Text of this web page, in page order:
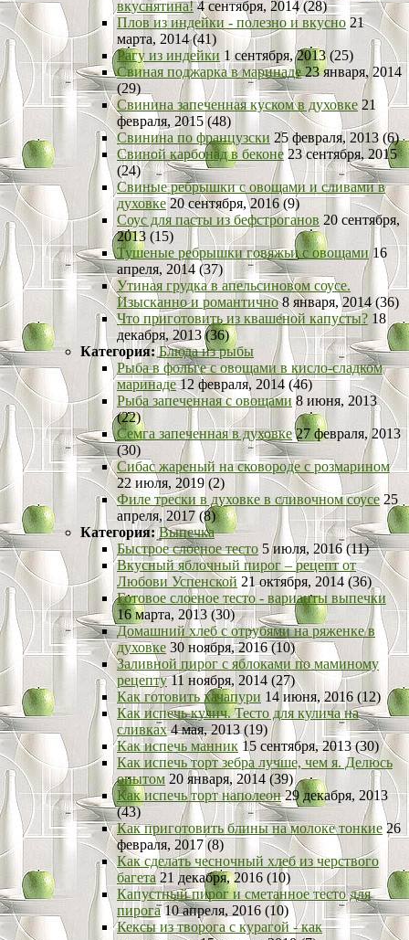
вкуснятина!4 сентября, 2014 (28)
Плов из индейки - полезно и вкусно 21
марта, 2014 (41)
Рагу из индейки 1 сентября, 2013 (25)
Свиная поджарка в маринаде23 января, 2014
(29)
Свинина запеченная куском в духовке 21
февраля, 2015 (48)
Свинина по французски 25 февраля, 2013 (6)
Свиной карбонад в беконе 23 сентября, 2015
(24)
Свиные ребрышки с овощами и сливами в
духовке20 сентября, 2016 (9)
Соус для пасты из бефстроганов 20 сентября,
2013 (15)
Тушеные ребрышки говяжьи с овощами16
апреля, 2014 (37)
Утиная грудка в апельсиновом соусе.
Изысканно и романтично8 января, 2014 (36)
Что приготовить из квашеной капусты? 18
декабря, 2013 (36)
Категория: Блюда из рыбы
Рыба в фольге с овощами в кисло-сладком
маринаде12 февраля, 2014 (46)
Рыба запеченная с овощами 8 июня, 2013
(22)
Семга запеченная в духовке27 февраля, 2013
(30)
Сибас жареный на сковороде с розмарином
22 июля, 2019 (2)
Филе трески в духовке в сливочном соусе 25
апреля, 2017 (8)
Категория: Выпечка
Быстрое слоеное тесто 5 июля, 2016 (11)
Вкусный яблочный пирог – рецепт от
Любови Успенской 21 октября, 2014 (36)
Готовое слоеное тесто - варианты выпечки
16 марта, 2013 (30)
Домашний хлеб с отрубями на ряженке в
духовке 30 ноября, 2016 (10)
Заливной пирог с яблоками по маминому
рецепту11 ноября, 2014 (27)
Как готовить хачапури 14 июня, 2016 (12)
Как испечь кулич. Тесто для кулича на
сливках4 мая, 2013 (19)
Как испечь манник 15 сентября, 2013 (30)
Как испечь торт зебра лучше, чем я. Делюсь
опытом 20 января, 2014 (39)
Как испечь торт наполеон29 декабря, 2013
(43)
Как приготовить блины на молоке тонкие 26
февраля, 2017 (8)
Как сделать чесночный хлеб из черствого
багета 21 декабря, 2016 (10)
Капустный пирог и сметанное тесто для
пирога10 апреля, 2016 (10)
Кексы из творога с курагой - как